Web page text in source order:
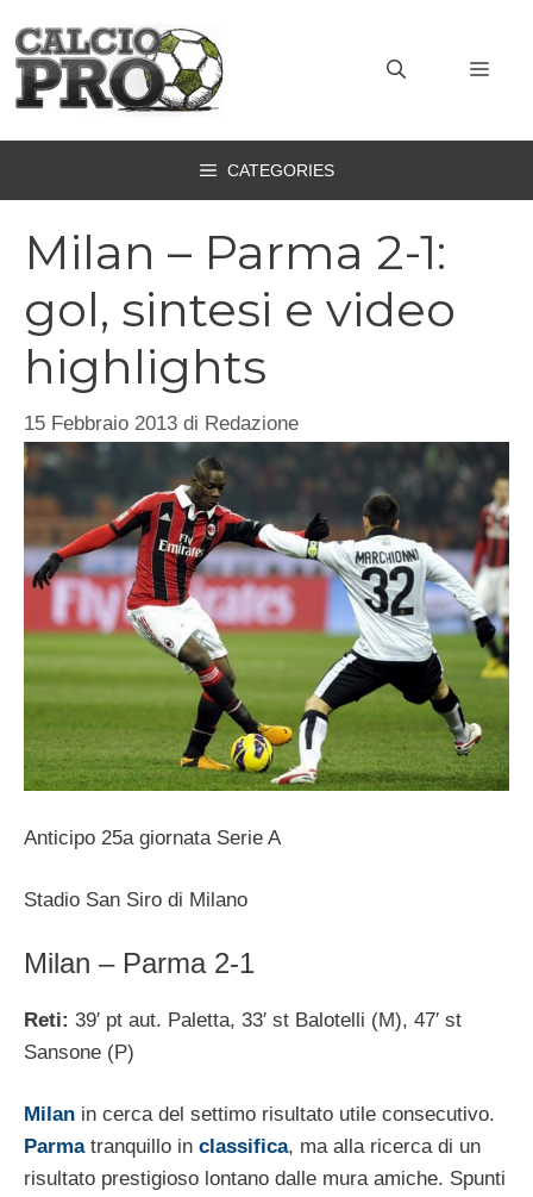
contenuto
CATEGORIES
Milan – Parma 2-1:
gol, sintesi e video
highlights
15 Febbraio 2013 di Redazione
Anticipo 25a giornata Serie A
Stadio San Siro di Milano
Milan – Parma 2-1
Reti: 39′ pt aut. Paletta, 33′ st Balotelli (M), 47′ st
Sansone (P)
Milan in cerca del settimo risultato utile consecutivo.
Parmatranquillo in classifica, ma alla ricerca di un
risultato prestigioso lontano dalle mura amiche. Spunti